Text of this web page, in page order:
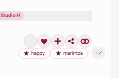
Studio H
happy marimba